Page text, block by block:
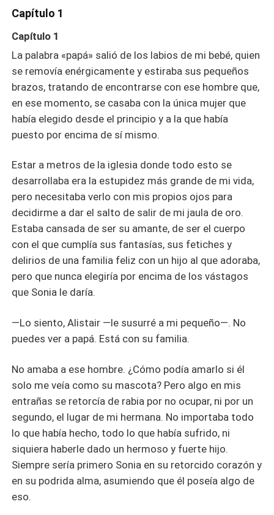
Capítulo 1
Capítulo 1
La palabra «papá» salió de los labios de mi bebé, quien
se removía enérgicamente y estiraba sus pequeños
brazos, tratando de encontrarse con ese hombre que,
en ese momento, se casaba con la única mujer que
había elegido desde el principio y a la que había
puesto por encima de sí mismo.
Estar a metros de la iglesia donde todo esto se
desarrollaba era la estupidez más grande de mi vida,
pero necesitaba verlo con mis propios ojos para
decidirme a dar el salto de salir de mi jaula de oro.
Estaba cansada de ser su amante, de ser el cuerpo
con el que cumplía sus fantasías, sus fetiches y
delirios de una familia feliz con un hijo al que adoraba,
pero que nunca elegiría por encima de los vástagos
que Sonia le daría.
—Lo siento, Alistair —le susurré a mi pequeño—. No
puedes ver a papá. Está con su familia.
No amaba a ese hombre. ¿Cómo podía amarlo si él
solo me veía como su mascota? Pero algo en mis
entrañas se retorcía de rabia por no ocupar, ni por un
segundo, el lugar de mi hermana. No importaba todo
lo que había hecho, todo lo que había sufrido, ni
siquiera haberle dado un hermoso y fuerte hijo.
Siempre sería primero Sonia en su retorcido corazón y
en su podrida alma, asumiendo que él poseía algo de
eso.